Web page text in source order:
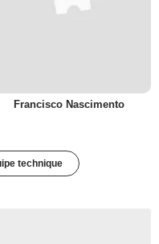
Francisco Nascimento
technique